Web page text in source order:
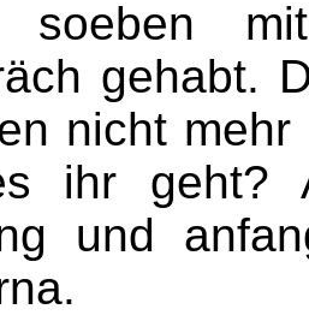
soeben
gehabt.
nicht
ihr geht?
und